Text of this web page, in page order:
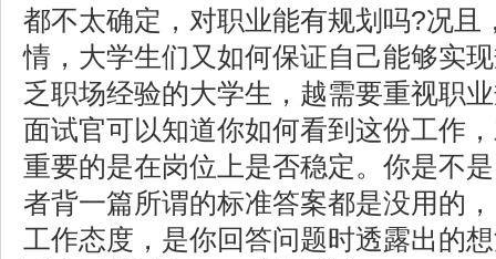
都不太确定，对职业能有规划吗?况且
情，大学生们又如何保证自己能够实
乏职场经验的大学生，越需要重视职
面试官可以知道你如何看到这份工作
重要的是在岗位上是否稳定。 你是不
者背一篇所谓的标准答案都是没用的
工作态度，是你回答问题时透露出的